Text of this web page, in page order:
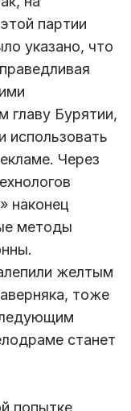
партии
указано, что
главу Бурятии,
использовать
Через
наконец
методы
желтым
тоже
станет
попытке